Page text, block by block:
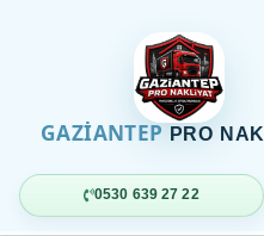
GAZİANTEP PRO
0530 639 27 22